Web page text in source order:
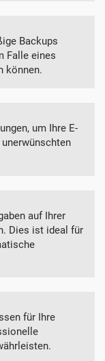
Backups
Falle eines
können.
um Ihre E-
auf Ihrer
Dies ist ideal für
für Ihre